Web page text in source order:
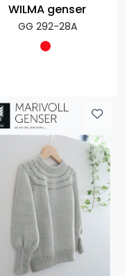
WILMA genser
GG 292-28A